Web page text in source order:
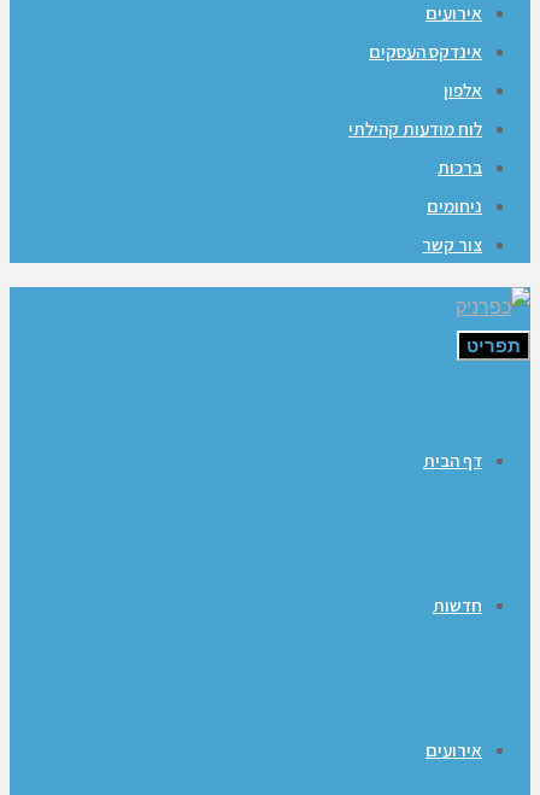
אירועים
אינדקס העסקים
אלפון
לוח מודעות קהילתי
ברכות
ניחומים
צור קשר
תפריט
דף הבית
חדשות
אירועים